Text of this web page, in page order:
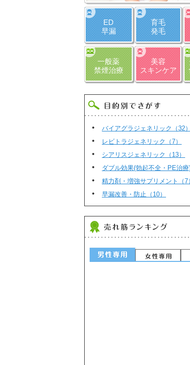
ED
早漏
育毛
発毛
一般薬
禁煙治療
美容
スキンケア
バイアグラジェネリック（32）
レビトラジェネリック（7）
シアリスジェネリック（13）
ダブル効果(勃起不全・PE治療)
精力剤・増強サプリメント（7
早漏改善・防止（10）